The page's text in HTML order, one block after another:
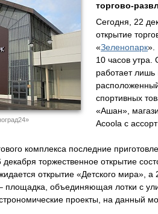
торгово-
Сегодня, 22
открытие
«Зеленопарк».
10 часов
работает лишь
спортивных
«Ашан»,
Acoola с
комплекса последние
декабря торжественное открытие
открытие «Детского мира», а
площадка, объединяющая лотки с
проекты, на данный